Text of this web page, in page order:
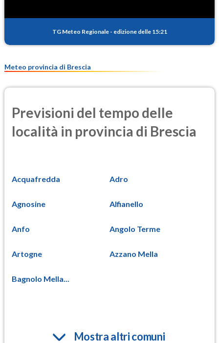
TG Meteo Regionale - edizione delle 15:21
Meteo provincia di Brescia
Previsioni del tempo delle
località in provincia di Brescia
Acquafredda Adro
Agnosine Alfianello
Anfo Angolo Terme
Artogne Azzano Mella
Bagnolo Mella...
Mostra altri comuni